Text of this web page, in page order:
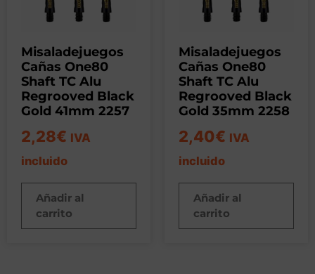
Misaladejuegos
Cañas One80
Shaft TC Alu
Regrooved Black
Gold 41mm 2257
2,28€ IVA
incluido
Añadir al
carrito
Misaladejuegos
Cañas One80
Shaft TC Alu
Regrooved Black
Gold 35mm 2258
2,40€ IVA
incluido
Añadir al
carrito